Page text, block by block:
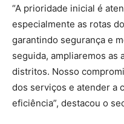
“A prioridade inicial é
especialmente as rotas
garantindo segurança e
seguida, ampliaremos as
distritos. Nosso
dos serviços e atender a
eficiência”, destacou o